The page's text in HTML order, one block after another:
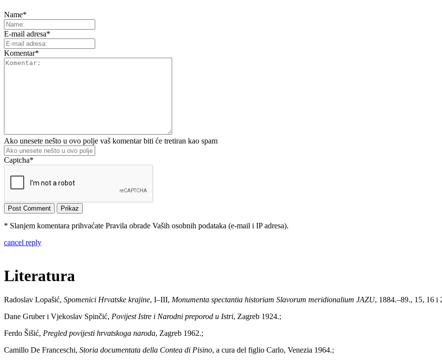
Name*
E-mail adresa*
Komentar*
Ako unesete nešto u ovo polje vaš komentar biti će tretiran kao spam
Captcha*
* Slanjem komentara prihvaćate Pravila obrade Vaših osobnih podataka (e-mail i IP adresa).
cancel reply
Literatura
Radoslav Lopašić, Spomenici Hrvatske krajine, I–III, Monumenta spectantia historiam Slavorum meridionalium JAZU, 1884.–89., 15, 16 i
Dane Gruber i Vjekoslav Spinčić, Povijest Istre i Narodni preporod u Istri, Zagreb 1924.;
Ferdo Šišić, Pregled povijesti hrvatskoga naroda, Zagreb 1962.;
Camillo De Franceschi, Storia documentata della Contea di Pisino, a cura del figlio Carlo, Venezia 1964.;